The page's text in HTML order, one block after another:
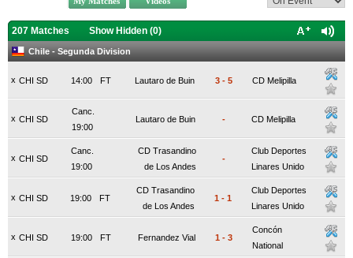
207 Matches Show Hidden (0)
Chile - Segunda Division
x CHI SD FT
14:00 Lautaro de Buin 3 - 5 CD Melipilla
x CHI SD
Canc.
19:00
Lautaro de Buin - CD Melipilla
x CHI SD
Canc.
19:00
CD Trasandino
de Los Andes
-
Club Deportes
Linares Unido
x CHI SD FT
19:00
CD Trasandino
de Los Andes
1 - 1
Club Deportes
Linares Unido
x CHI SD FT
19:00 Fernandez Vial 1 - 3
Concón
National